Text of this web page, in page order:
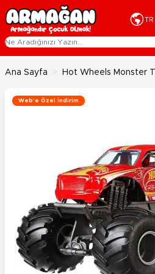
İçeriğe geç
TR
Ana Sayfa > Hot Wheels Monster
Web'e Özel İndirim